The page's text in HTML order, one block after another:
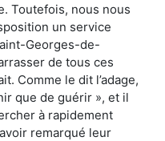
Toutefois, nous nous
un service
Georges-de-
de tous ces
Comme le dit l’adage,
que de guérir », et il
à rapidement
remarqué leur